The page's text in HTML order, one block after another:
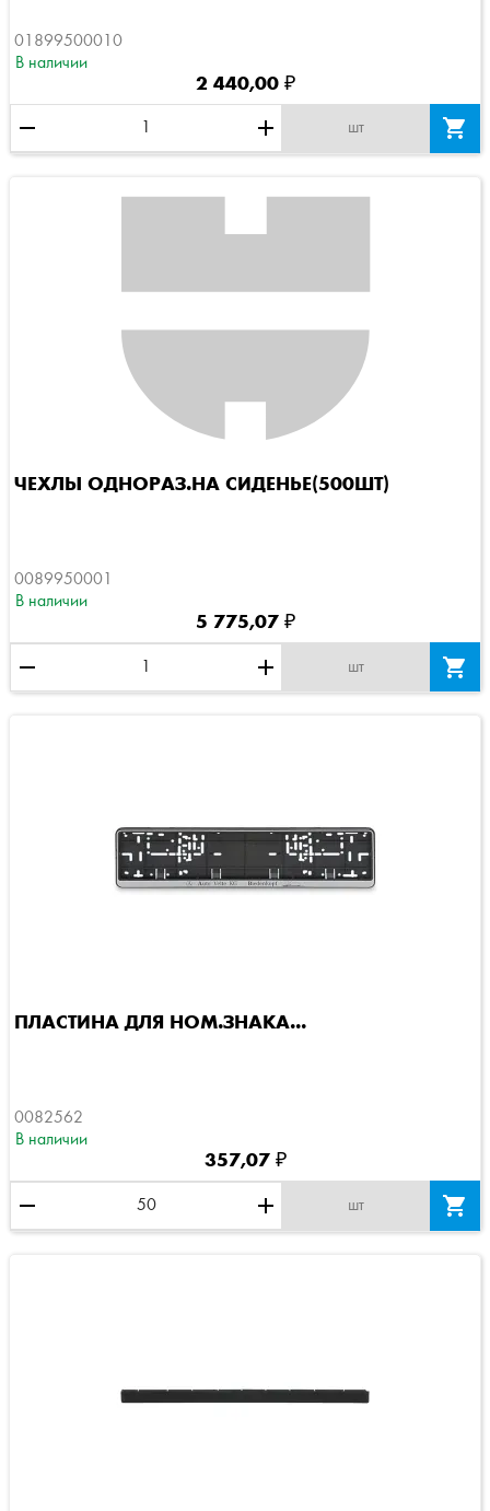
01899500010
В наличии
2 440,00 ₽
remove add шт 
ЧЕХЛЫ ОДНОРАЗ.НА СИДЕНЬЕ(500ШТ)
0089950001
В наличии
5 775,07 ₽
remove add шт 
ПЛАСТИНА ДЛЯ НОМ.ЗНАКА...
0082562
В наличии
357,07 ₽
remove add шт 